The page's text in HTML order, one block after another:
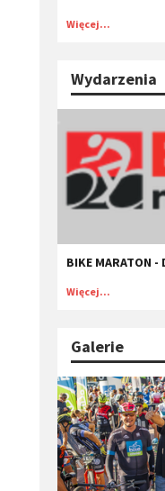
Więcej...
Wydarzenia
BIKE MARATON -
Więcej...
Galerie